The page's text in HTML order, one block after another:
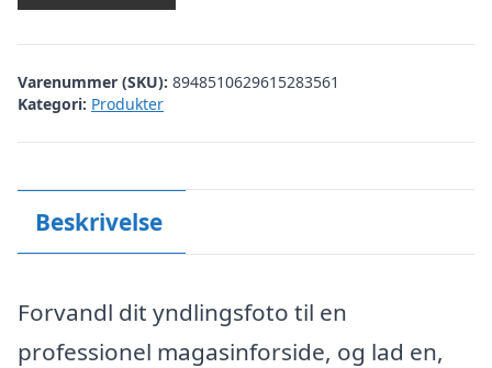
Varenummer (SKU): 8948510629615283561
Kategori: Produkter
Beskrivelse
Forvandl dit yndlingsfoto til en
professionel magasinforside, og lad en,